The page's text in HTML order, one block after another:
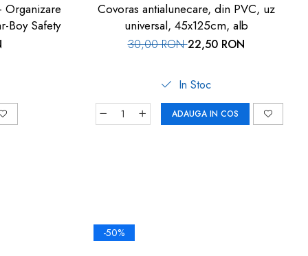
Organizare
Boy Safety
Covoras antialunecare, din PVC, uz
universal, 45x125cm, alb
30,00 RON22,50 RON
In Stoc
ADAUGA IN COS
-50%